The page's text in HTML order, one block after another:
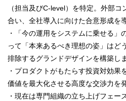
（担当及びC-level）を特定。外部
合い、全社導入に向けた合意形成を
・「今の運用をシステムに乗せる」
って「本来あるべき理想の姿」はど
排除するグランドデザインを構築しま
・プロダクトがもたらす投資対効果
価値を最大化させる高度な交渉力を
・現在は専門組織の立ち上げフェー